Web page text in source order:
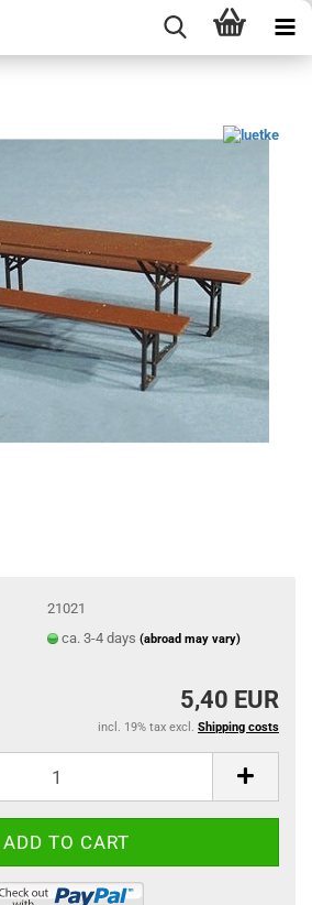
21021
ca. 3-4 days (abroad may vary)
5,40 EUR
incl. 19% tax excl. Shipping costs